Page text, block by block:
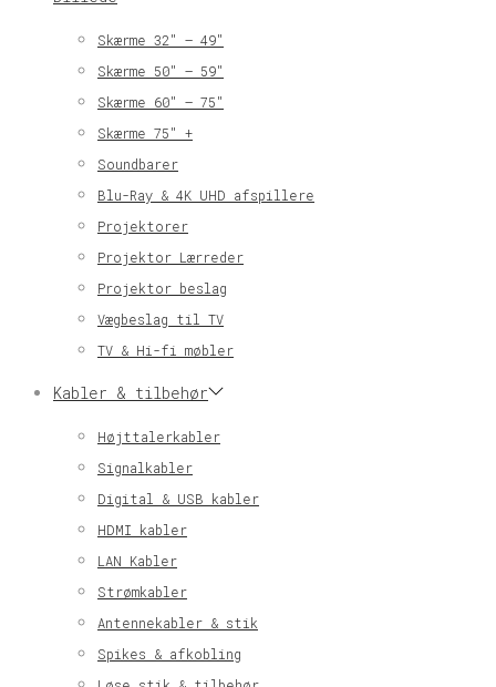
Skærme 32″ – 49″
Skærme 50″ – 59″
Skærme 60″ – 75″
Skærme 75″ +
Soundbarer
Blu-Ray & 4K UHD afspillere
Projektorer
Projektor Lærreder
Projektor beslag
Vægbeslag til TV
TV & Hi-fi møbler
Kabler & tilbehør
Højttalerkabler
Signalkabler
Digital & USB kabler
HDMI kabler
LAN Kabler
Strømkabler
Antennekabler & stik
Spikes & afkobling